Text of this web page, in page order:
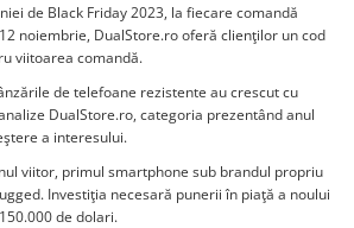
de Black Friday 2023, la fiecare comandă
noiembrie, DualStore.ro oferă clienţilor un cod
viitoarea comandă.
de telefoane rezistente au crescut cu
DualStore.ro, categoria prezentând anul
a interesului.
viitor, primul smartphone sub brandul propriu
Investiţia necesară punerii în piaţă a noului
de dolari.